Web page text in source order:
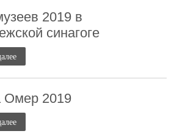
2019 в
синагоге
Омер 2019